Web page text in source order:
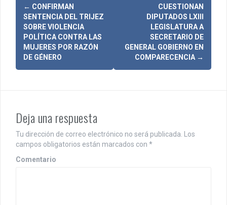
N
e
c
i
ó
← CONFIRMAN
SENTENCIA DEL TRIJEZ
SOBRE VIOLENCIA
POLÍTICA CONTRA LAS
MUJERES POR RAZÓN
DE GÉNERO
CUESTIONAN
DIPUTADOS LXIII
LEGISLATURA A
SECRETARIO DE
GENERAL GOBIERNO EN
COMPARECENCIA →
Deja una respuesta
Tu dirección de correo electrónico no será publicada.
Los
campos obligatorios están marcados con *
Comentario